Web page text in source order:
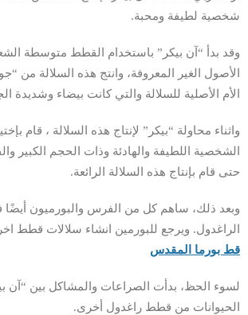
شخصية لطيفة ومحبة.
وقد بدأ “آن بيكر” باستخدام القطط متوسطة
الأصول الغير المعروفة، وانتج هذه السلالة من
الأم الأصلية للسلالة والتي كانت بيضاء وشديدة
واثناء محاولة “بيكر” لإنتاج هذه السلالة ، قام
الشخصية اللطيفة والهادئة وذات الحجم الكبير
حتى قام بإنتاج هذه السلالة الرائعة.
وبعد ذلك، ساهم كل من الفرس والبورميون أيضًا
الراغدول. ويرجع للبورمين انشاء سلالات قطط
قط بورما المقدس
لسوء الحظ، بدأت الصراعات والمشاكل بين “آن
الحيوانات من قطط راغدول أخرى.